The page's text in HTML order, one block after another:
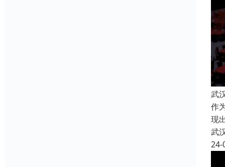
武
作
现
武
24-